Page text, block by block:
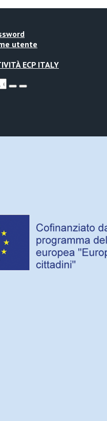
utente
ECP ITALY